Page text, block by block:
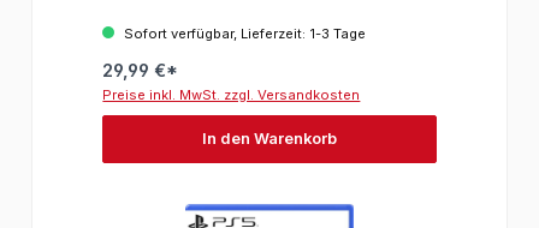
Sofort verfügbar, Lieferzeit: 1-3 Tage
29,99 €*
Preise inkl. MwSt. zzgl. Versandkosten
In den Warenkorb